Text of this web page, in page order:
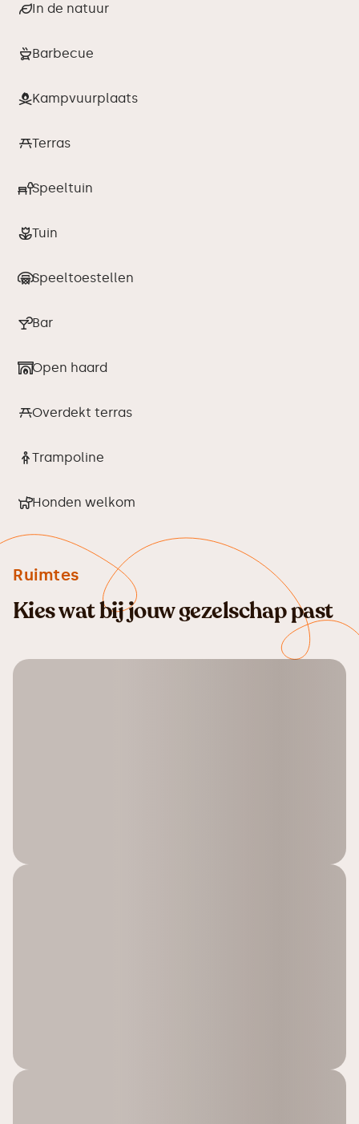
In de natuur
Barbecue
Kampvuurplaats
Terras
Speeltuin
Tuin
Speeltoestellen
Bar
Open haard
Overdekt terras
Trampoline
Honden welkom
Ruimtes
Kies wat bij jouw gezelschap past